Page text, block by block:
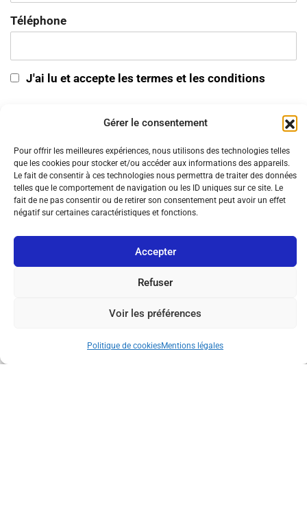
Gérer le consentement
Pour offrir les meilleures expériences, nous utilisons des technologies telles
que les cookies pour stocker et/ou accéder aux informations des appareils.
Le fait de consentir à ces technologies nous permettra de traiter des données
telles que le comportement de navigation ou les ID uniques sur ce site. Le
fait de ne pas consentir ou de retirer son consentement peut avoir un effet
négatif sur certaines caractéristiques et fonctions.
Accepter
Refuser
Voir les préférences
Politique de cookiesMentions légales
Téléphone
J'ai lu et accepte les termes et les conditions
SITES AMIS